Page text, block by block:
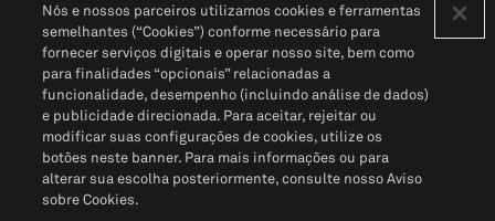
Política de PrivacidadePortal de privacidade do cliente (em inglês)
Não Venda Minhas Informações Pessoais© 2026 S&P Global
Nós e nossos parceiros utilizamos cookies e ferramentas
semelhantes (“Cookies”) conforme necessário para
fornecer serviços digitais e operar nosso site, bem como
para finalidades “opcionais” relacionadas a
funcionalidade, desempenho (incluindo análise de dados)
e publicidade direcionada. Para aceitar, rejeitar ou
modificar suas configurações de cookies, utilize os
botões neste banner. Para mais informações ou para
alterar sua escolha posteriormente, consulte nosso Aviso
sobre Cookies.